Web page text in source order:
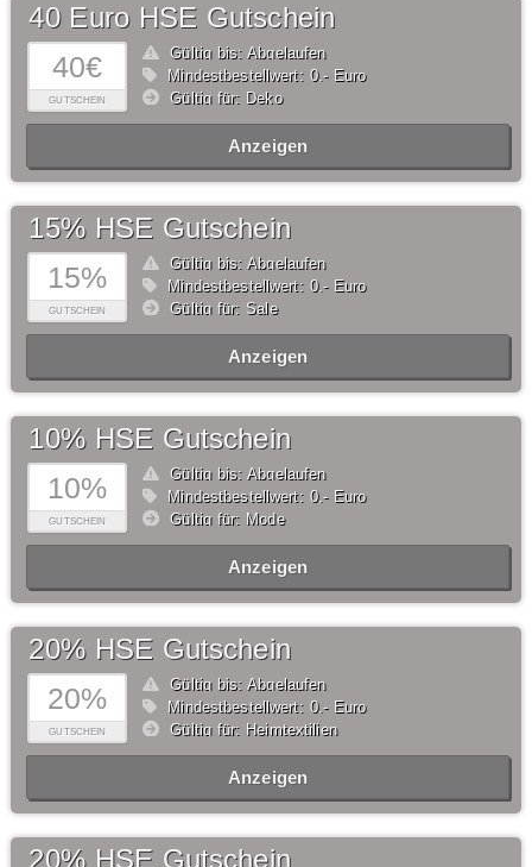
40€
GUTSCHEIN
40 Euro HSE Gutschein
Gültig bis: Abgelaufen
Mindestbestellwert: 0,- Euro
Gültig für: Deko
Anzeigen
15%
GUTSCHEIN
15% HSE Gutschein
Gültig bis: Abgelaufen
Mindestbestellwert: 0,- Euro
Gültig für: Sale
Anzeigen
10%
GUTSCHEIN
10% HSE Gutschein
Gültig bis: Abgelaufen
Mindestbestellwert: 0,- Euro
Gültig für: Mode
Anzeigen
20%
GUTSCHEIN
20% HSE Gutschein
Gültig bis: Abgelaufen
Mindestbestellwert: 0,- Euro
Gültig für: Heimtextilien
Anzeigen
20% HSE Gutschein